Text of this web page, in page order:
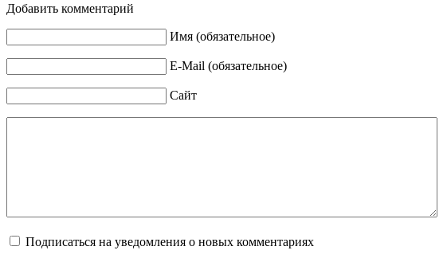
Добавить комментарий
Имя (обязательное)
E-Mail (обязательное)
Сайт
Подписаться на уведомления о новых комментариях